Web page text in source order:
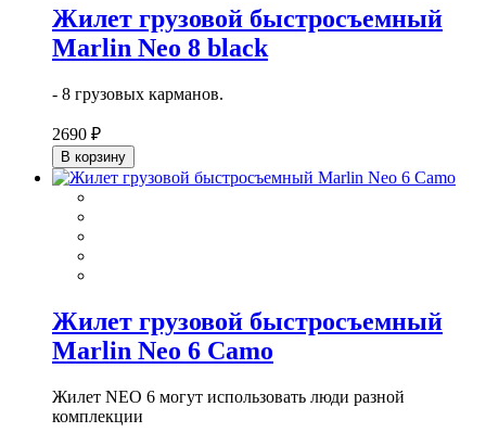
Жилет грузовой быстросъемный
Marlin Neo 8 black
- 8 грузовых карманов.
2690 ₽
В корзину
Жилет грузовой быстросъемный
Marlin Neo 6 Camo
Жилет NEO 6 могут использовать люди разной
комплекции